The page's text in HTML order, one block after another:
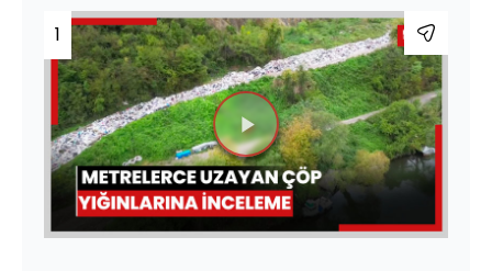
1
Videoyu
Oynat